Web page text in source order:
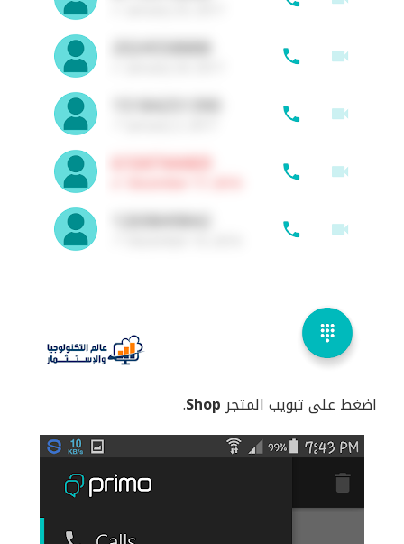
اضغط على تبويب المتجرShop
.